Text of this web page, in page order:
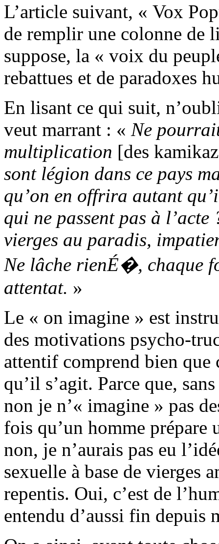
L’article suivant, « Vox
de remplir une colonne de
suppose, la « voix du
rebattues et de paradoxes
En lisant ce qui suit,
veut marrant : « Ne
multiplication [des
sont légion dans ce pays
qu’on en offrira autant
qui ne passent pas à
vierges au paradis,
Ne lâche rienÉ�, chaque
attentat. »
Le « on imagine » est
des motivations psycho-
attentif comprend bien que
qu’il s’agit. Parce que,
non je n’« imagine » pas
fois qu’un homme prépare
non, je n’aurais pas eu
sexuelle à base de vierges
repentis. Oui, c’est de
entendu d’aussi fin depuis